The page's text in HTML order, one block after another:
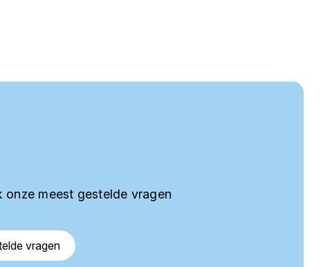
meest gestelde vragen
vragen